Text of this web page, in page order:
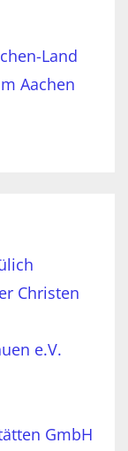
Land
Aachen
Christen
e.V.
GmbH